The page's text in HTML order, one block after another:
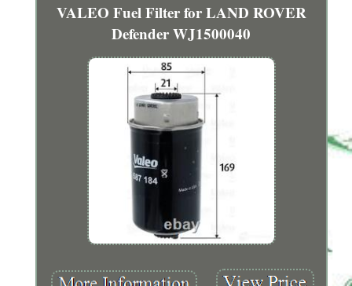
VALEO Fuel Filter for LAND ROVER
Defender WJ1500040